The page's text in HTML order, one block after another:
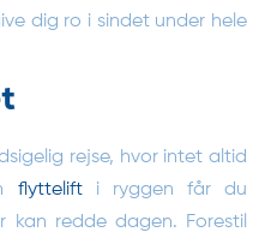
dig ro i sindet under hele
rejse, hvor intet altid
flyttelifti ryggen får du
kan redde dagen. Forestil